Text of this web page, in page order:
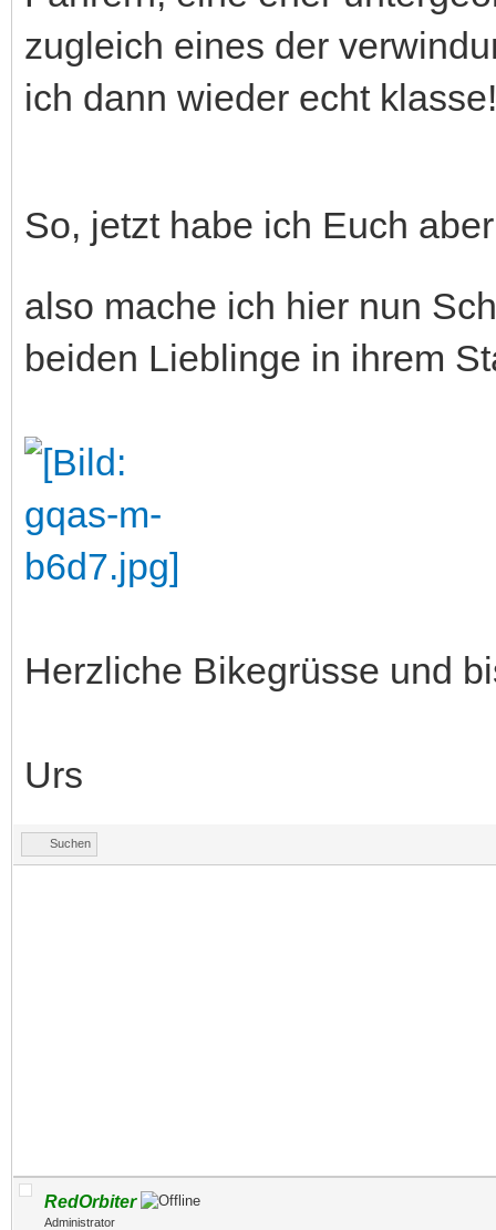
zugleich eines der
ich dann wieder echt klasse!
So, jetzt habe ich Euch
also mache ich hier nun
beiden Lieblinge in ihrem
Herzliche Bikegrüsse und
Urs
Suchen
RedOrbiter
Administrator